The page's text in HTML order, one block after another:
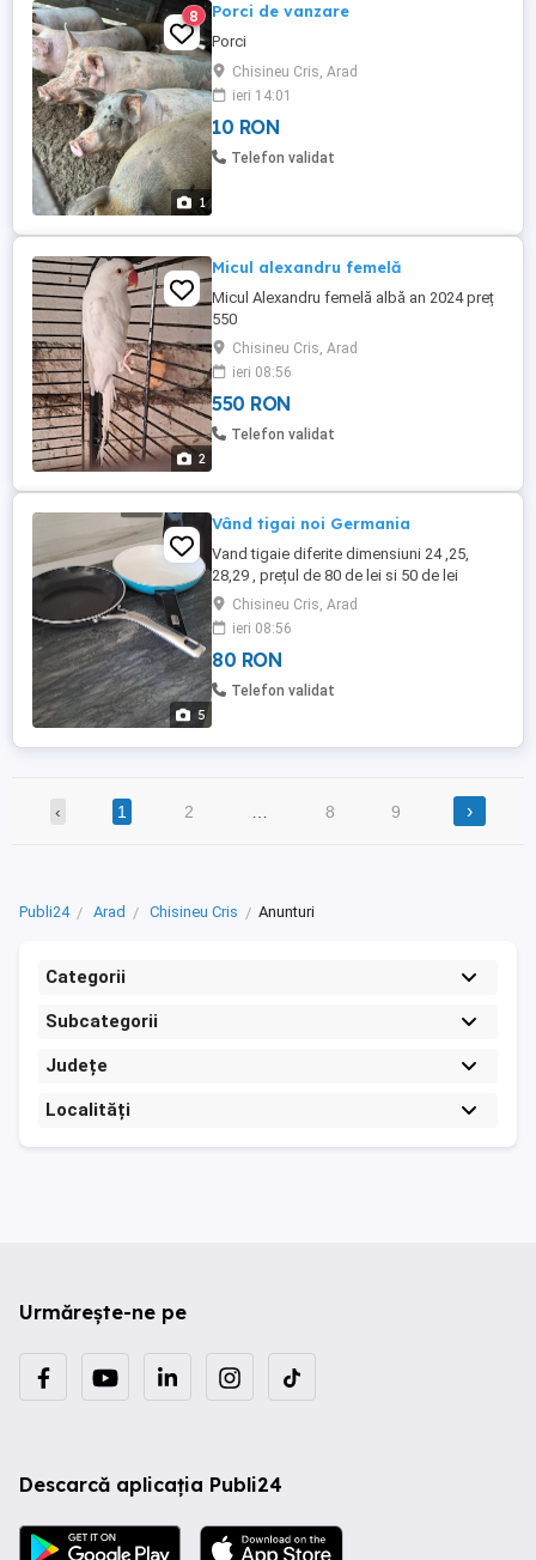
1
8 Porci de vanzare
Porci
Chisineu Cris, Arad
ieri 14:01
10 RON
Telefon validat
2
Micul alexandru femelă
Micul Alexandru femelă albă an 2024 preț
550
Chisineu Cris, Arad
ieri 08:56
550 RON
Telefon validat
5
Vând tigai noi Germania
Vand tigaie diferite dimensiuni 24 ,25,
28,29 , prețul de 80 de lei si 50 de lei
pentru detalii lăsați sms
Chisineu Cris, Arad
ieri 08:56
80 RON
Telefon validat
‹ 1 2 8 9 ›
Publi24 Arad Chisineu Cris Anunturi
Categorii
Subcategorii
Județe
Localități
Urmărește-ne pe
Descarcă aplicația Publi24